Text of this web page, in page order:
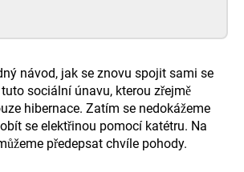
návod, jak se znovu spojit sami se
sociální únavu, kterou zřejmě
hibernace. Zatím se nedokážeme
se elektřinou pomocí katétru. Na
předepsat chvíle pohody.